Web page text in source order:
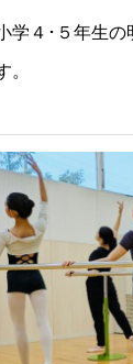
学４･５年生
。